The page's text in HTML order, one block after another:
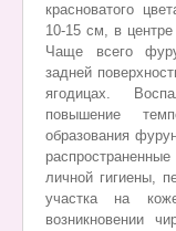
красноватого
10-15 см, в центре
Чаще всего
задней
ягодицах.
повышение
образования
личной гигиены,
участка на
возникновении